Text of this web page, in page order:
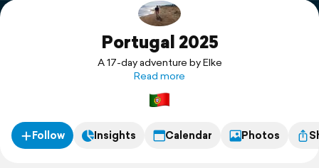
Portugal 2025
A 17-day adventure by Elke
Read more
Follow Insights Calendar Photos